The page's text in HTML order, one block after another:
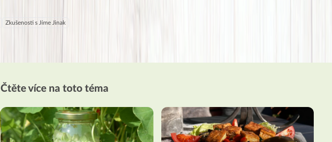
Zkušenosti s Jíme Jinak
Čtěte více na toto téma